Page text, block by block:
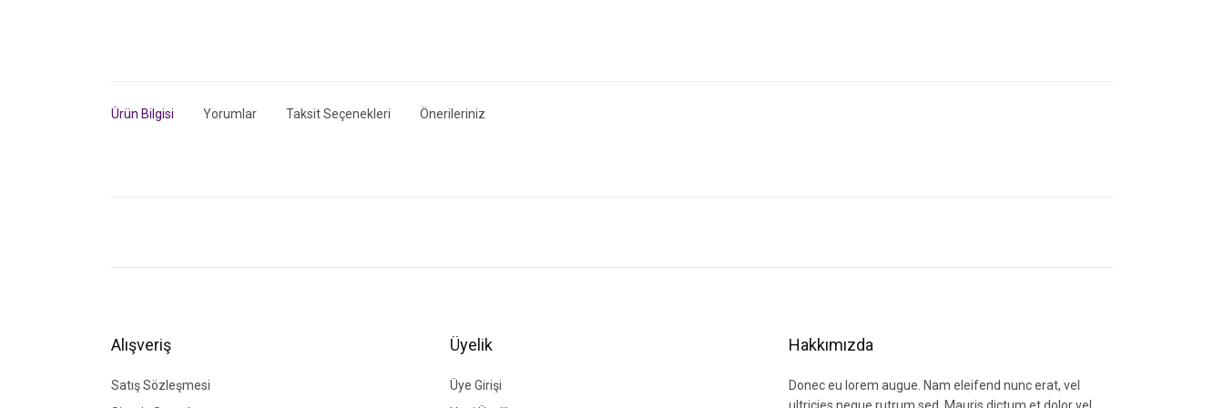
Ürün Bilgisi Yorumlar Taksit Seçenekleri Önerileriniz
Ürün fiyatı diğer sitelerden daha pahalı.
Bu ürüne benzer farklı alternatifler olmalı.
Alışveriş
Satış Sözleşmesi
Üyelik
Üye Girişi
Hakkımızda
Donec eu lorem augue. Nam eleifend nunc erat, vel